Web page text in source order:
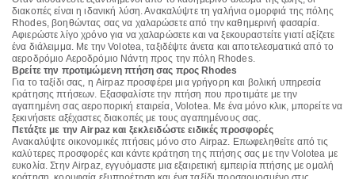
διακοπές είναι η ιδανική λύση. Ανακαλύψτε τη γαλήνια ομορφιά της πόλης
Rhodes, βοηθώντας σας να χαλαρώσετε από την καθημερινή φασαρία.
Αφιερώστε λίγο χρόνο για να χαλαρώσετε και να ξεκουραστείτε γιατί αξίζετε
ένα διάλειμμα. Με την Volotea, ταξιδέψτε άνετα και αποτελεσματικά από το
αεροδρόμιο Αεροδρόμιο Νάντη προς την πόλη Rhodes.
Βρείτε την προτιμώμενη πτήση σας προς Rhodes
Για το ταξίδι σας, η Airpaz προσφέρει μια γρήγορη και βολική υπηρεσία
κράτησης πτήσεων. Εξασφαλίστε την πτήση που προτιμάτε με την
αγαπημένη σας αεροπορική εταιρεία, Volotea. Με ένα μόνο κλικ, μπορείτε να
ξεκινήσετε αξέχαστες διακοπές με τους αγαπημένους σας.
Πετάξτε με την Airpaz και ξεκλειδώστε ειδικές προσφορές
Ανακαλύψτε οικονομικές πτήσεις μόνο στο Airpaz. Επωφεληθείτε από τις
καλύτερες προσφορές και κάντε κράτηση της πτήσης σας με την Volotea με
ευκολία. Στην Airpaz, εγγυόμαστε μια εξαιρετική εμπειρία πτήσης με ομαλή